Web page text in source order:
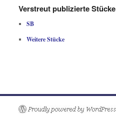
Verstreut publizierte Stücke
SB
Weitere Stücke